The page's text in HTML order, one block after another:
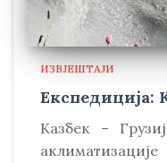
ИЗВЈЕШТАЈИ
Експедиција:
Kазбек –